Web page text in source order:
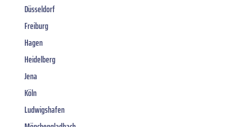
Düsseldorf
Freiburg
Hagen
Heidelberg
Jena
Köln
Ludwigshafen